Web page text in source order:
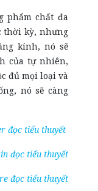
phẩm chất đa
thời kỳ, nhưng
kính, nó sẽ
của tự nhiên,
đủ mọi loại và
nó sẽ càng
đọc tiểu thuyết
đọc tiểu thuyết
đọc tiểu thuyết